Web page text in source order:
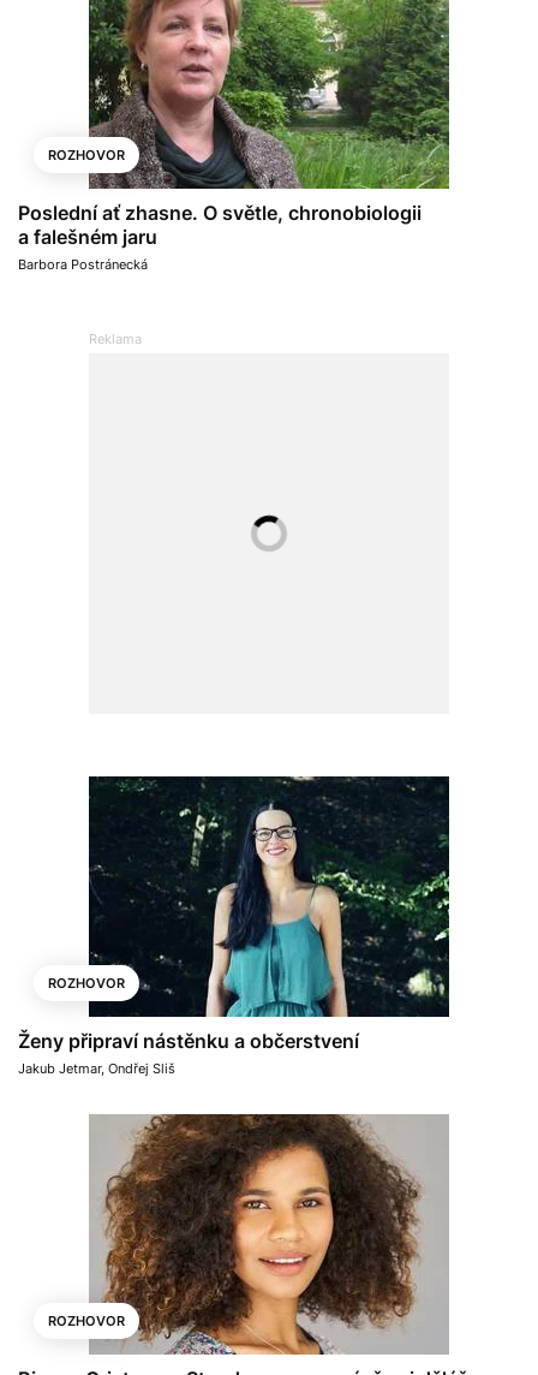
ROZHOVOR
Poslední ať zhasne. O světle, chronobiologii
a falešném jaru
Barbora Postránecká
ROZHOVOR
Ženy připraví nástěnku a občerstvení
Jakub Jetmar, Ondřej Sliš
ROZHOVOR